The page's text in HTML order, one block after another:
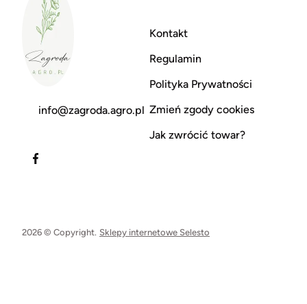
info@zagroda.agro.pl
Kontakt
Regulamin
Polityka Prywatności
Zmień zgody cookies
Jak zwrócić towar?
2026 © Copyright. Sklepy internetowe Selesto